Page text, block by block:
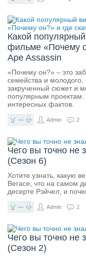
Какой
фильме «Почему
Ape Assassin
«Почему он?» – это
семейства и молодого,
закрученный сюжет и
популярным
интересных фактов.
— Admin 2
Чего вы точно не
(Сезон 6)
Хотите узнать, какую
Вегасе, что на самом
десерте Рэйчел, и
— Admin 2
Чего вы точно не
(Сезон 2)